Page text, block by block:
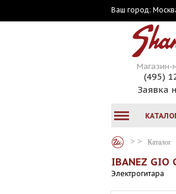
Ваш город:
Магазин-
(495)
Заявка
Каталог
IBANEZ GIO
Электрогитара